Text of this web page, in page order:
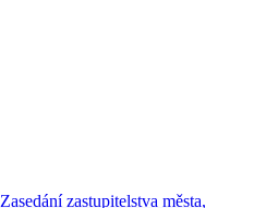
Zasedání zastupitelstva města,